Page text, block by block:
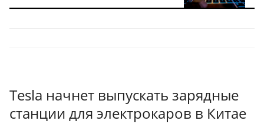
Tesla начнет выпускать зарядные
станции для электрокаров в Китае